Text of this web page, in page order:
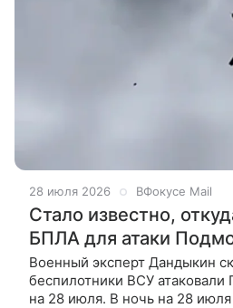
28 июля 2026 ВФокусе Mail
Стало известно,
БПЛА для атаки
Военный эксперт Дандыкин
беспилотники ВСУ атаковали
на 28 июля. В ночь на 28